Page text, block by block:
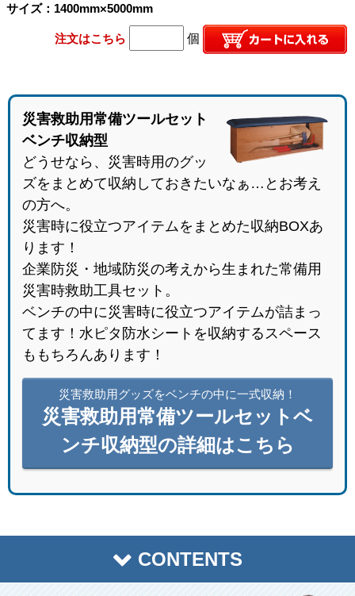
サイズ：1400mm×5000mm
注文はこちら 個
災害救助用常備ツールセット
ベンチ収納型
どうせなら、災害時用のグッ
ズをまとめて収納しておきたいなぁ…とお考え
の方へ。
災害時に役立つアイテムをまとめた収納BOXあ
ります！
企業防災・地域防災の考えから生まれた常備用
災害時救助工具セット。
ベンチの中に災害時に役立つアイテムが詰まっ
てます！水ピタ防水シートを収納するスペース
ももちろんあります！
災害救助用グッズをベンチの中に一式収納！
災害救助用常備ツールセットベ
ンチ収納型の詳細はこちら
CONTENTS